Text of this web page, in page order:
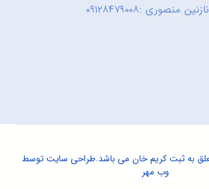
نازنین منصوری :۰۹۱۲۸۴۷۹۰۰۸
طراحی سایتتوسط
وب مهر